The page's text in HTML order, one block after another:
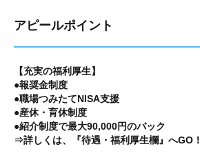
アピールポイント
【充実の福利厚生】
●報奨金制度
●職場つみたてNISA支援
●産休・育休制度
●紹介制度で最大90,000円のバック
⇒詳しくは、『待遇・福利厚生欄』へGO！